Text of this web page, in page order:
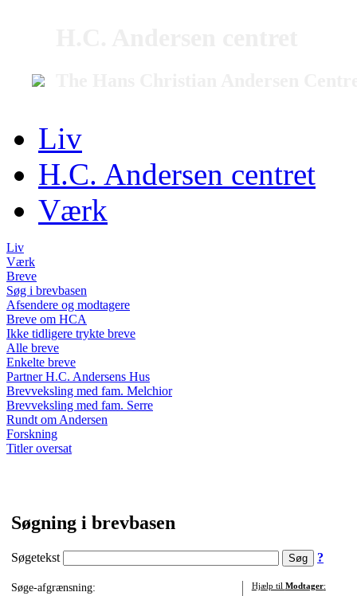
Liv
H.C. Andersen centret
Værk
Liv
Værk
Breve
Søg i brevbasen
Afsendere og modtagere
Breve om HCA
Ikke tidligere trykte breve
Alle breve
Enkelte breve
Partner H.C. Andersens Hus
Brevveksling med fam. Melchior
Brevveksling med fam. Serre
Rundt om Andersen
Forskning
Titler oversat
Søgning i brevbasen
Søgetekst ?
Søge-afgrænsning:
Hjælp til Modtager: